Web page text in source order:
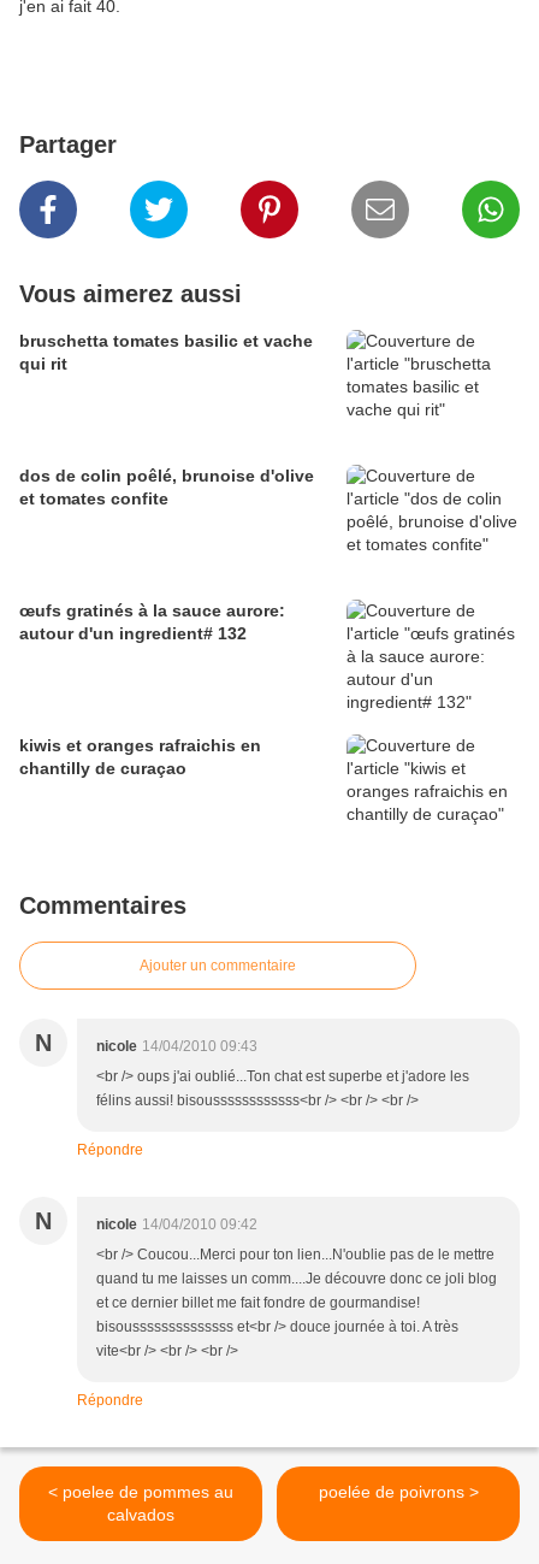
j'en ai fait 40.
Partager
Vous aimerez aussi
bruschetta tomates basilic et vache
qui rit
dos de colin poêlé, brunoise d'olive
et tomates confite
œufs gratinés à la sauce aurore:
autour d'un ingredient# 132
kiwis et oranges rafraichis en
chantilly de curaçao
Commentaires
Ajouter un commentaire
N nicole 14/04/2010 09:43
<br /> oups j'ai oublié...Ton chat est superbe et j'adore les
félins aussi! bisoussssssssssss<br /> <br /> <br />
Répondre
N nicole 14/04/2010 09:42
<br /> Coucou...Merci pour ton lien...N'oublie pas de le mettre
quand tu me laisses un comm....Je découvre donc ce joli blog
et ce dernier billet me fait fondre de gourmandise!
bisoussssssssssssss et<br /> douce journée à toi. A très
vite<br /> <br /> <br />
Répondre
< poelee de pommes au
calvados
poelée de poivrons >